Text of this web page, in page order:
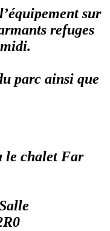
sur
refuges
parc ainsi que
le chalet Far